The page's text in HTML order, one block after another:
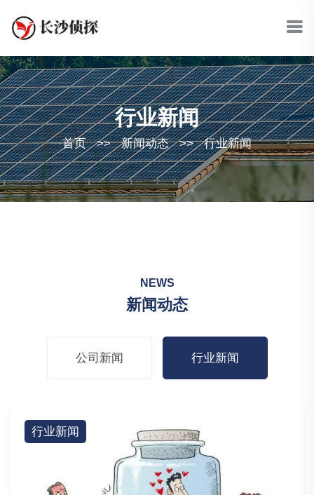
行业新闻
首页 >> 新闻动态 >> 行业新闻
NEWS
新闻动态
公司新闻 行业新闻
行业新闻